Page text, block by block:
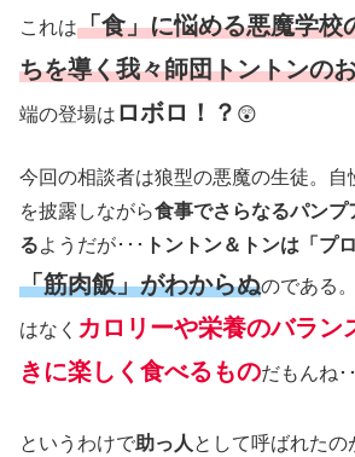
これは「食」に悩める悪魔学校
ちを導く我々師団トントンの
端の登場は ロボロ！？ 😲
今回の相談者は狼型の悪魔の生徒。自
を披露しながら食事でさらなるパンプ
るようだが･･･ トントン＆トンは「プ
「筋肉飯」がわからぬのである
はなく カロリーや栄養のバラン
きに楽しく食べるものだもんね･
というわけで助っ人 として呼ばれたの